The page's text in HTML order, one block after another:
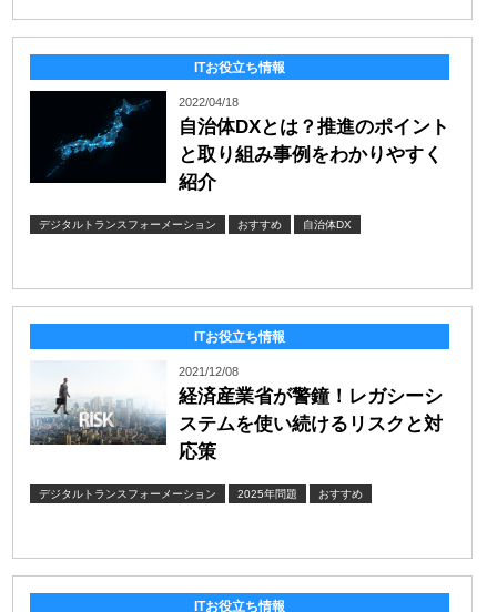
ITお役立ち情報
2022/04/18
自治体DXとは？推進のポイント
と取り組み事例をわかりやすく
紹介
デジタルトランスフォーメーション おすすめ 自治体DX
ITお役立ち情報
2021/12/08
経済産業省が警鐘！レガシーシ
ステムを使い続けるリスクと対
応策
デジタルトランスフォーメーション 2025年問題 おすすめ
ITお役立ち情報